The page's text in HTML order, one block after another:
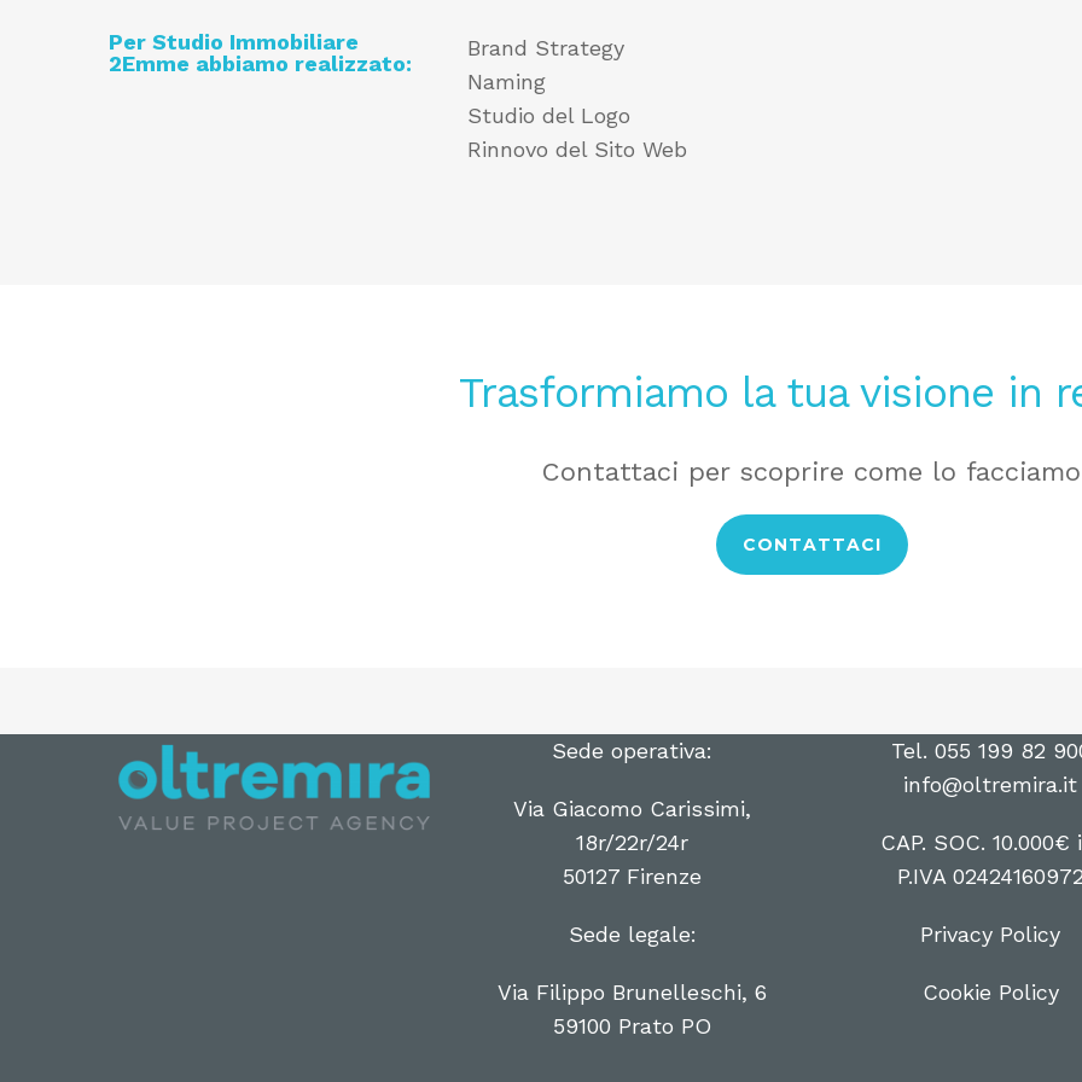
PerStudio Immobiliare
2Emme abbiamo realizzato:
Brand Strategy
Naming
Studio del Logo
Rinnovo del Sito Web
Trasformiamo la tua visione in
Contattaci per scoprire come lo facciamo
CONTATTACI
Sede operativa:
Via Giacomo Carissimi,
18r/22r/24r
50127 Firenze
Sede legale:
Via Filippo Brunelleschi, 6
59100 Prato PO
Tel. 055 199 82
info@oltremira.it
CAP. SOC. 10.000€
P.IVA 02424160972
Privacy Policy
Cookie Policy